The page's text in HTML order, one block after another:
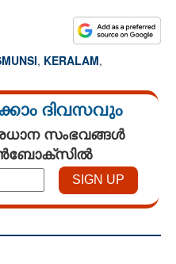
, KERALAM,
ദിവസവും
സംഭവങ്ങൾ